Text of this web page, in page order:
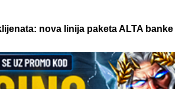
nova linija paketa ALTA banke